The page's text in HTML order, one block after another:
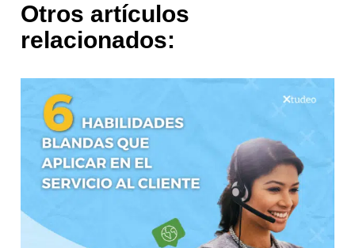
Otros artículos
relacionados: